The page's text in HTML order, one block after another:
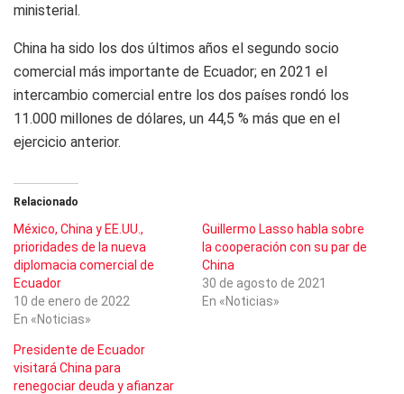
ministerial.
China ha sido los dos últimos años el segundo socio
comercial más importante de Ecuador; en 2021 el
intercambio comercial entre los dos países rondó los
11.000 millones de dólares, un 44,5 % más que en el
ejercicio anterior.
Relacionado
México, China y EE.UU.,
prioridades de la nueva
diplomacia comercial de
Ecuador
10 de enero de 2022
En «Noticias»
Guillermo Lasso habla sobre
la cooperación con su par de
China
30 de agosto de 2021
En «Noticias»
Presidente de Ecuador
visitará China para
renegociar deuda y afianzar